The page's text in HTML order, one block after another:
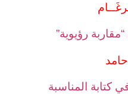
رؤيوية”
المناسبة